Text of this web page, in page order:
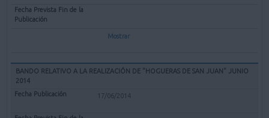
Mostrar
BANDO RELATIVO A LA REALIZACIÓN DE "HOGUERAS DE SAN JUAN" JUNIO
2014
17/06/2014